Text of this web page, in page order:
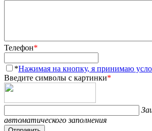
Телефон*
*Нажимая на кнопку, я принимаю
Введите символы с картинки*
автоматического заполнения